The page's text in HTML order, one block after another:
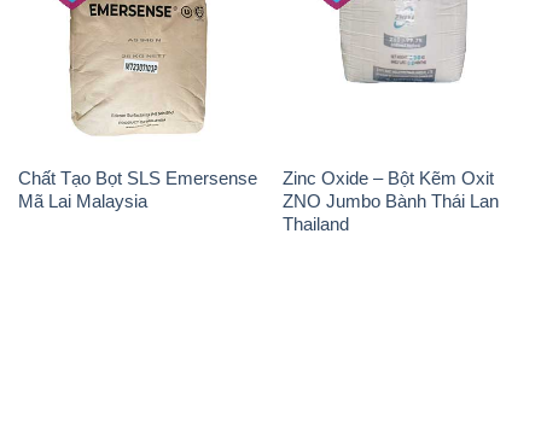
Chất Tạo Bọt SLS Emersense
Mã Lai Malaysia
Zinc Oxide – Bột Kẽm Oxit
ZNO Jumbo Bành Thái Lan
Thailand